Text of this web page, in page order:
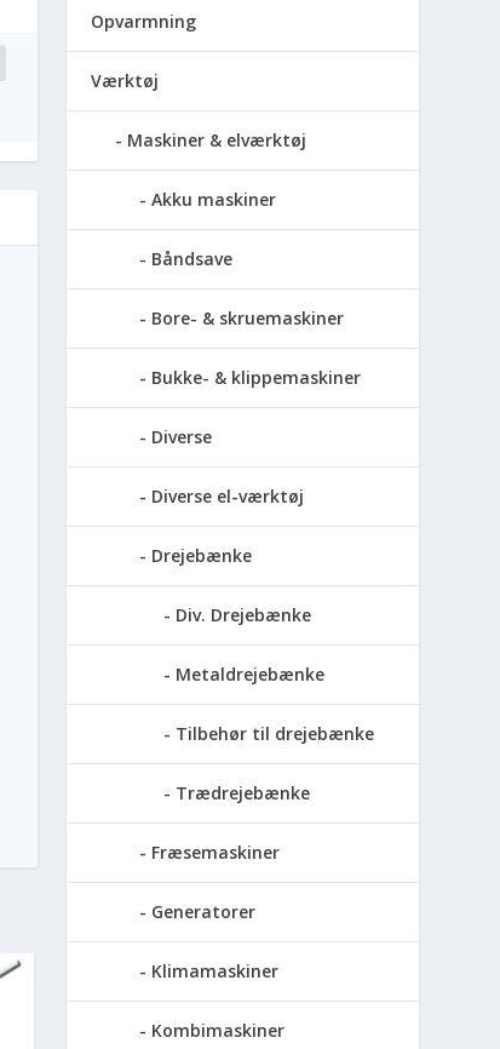
Opvarmning
Værktøj
Maskiner & elværktøj
Akku maskiner
Båndsave
Bore- & skruemaskiner
Bukke- & klippemaskiner
Diverse
Diverse el-værktøj
Drejebænke
Div. Drejebænke
Metaldrejebænke
Tilbehør til drejebænke
Trædrejebænke
Fræsemaskiner
Generatorer
Klimamaskiner
Kombimaskiner